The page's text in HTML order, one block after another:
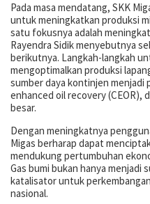
Pada masa mendatang, SKK
untuk meningkatkan produksi
satu fokusnya adalah
Rayendra Sidik menyebutnya
berikutnya. Langkah-langkah
mengoptimalkan produksi
sumber daya kontinjen menjadi
enhanced oil recovery (CEOR),
besar.
Dengan meningkatnya
Migas berharap dapat
mendukung pertumbuhan
Gas bumi bukan hanya menjadi
katalisator untuk
nasional.